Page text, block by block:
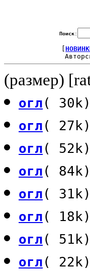
Поиск:
(размер)
огл(
огл(
огл(
огл(
огл(
огл(
огл(
огл(